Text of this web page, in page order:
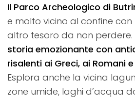
Il Parco Archeologico di
e molto vicino al confine con
altro tesoro da non perdere.
storia emozionante con
risalenti ai Greci, ai Romani
Esplora anche la vicina
zone umide, laghi d’acqua